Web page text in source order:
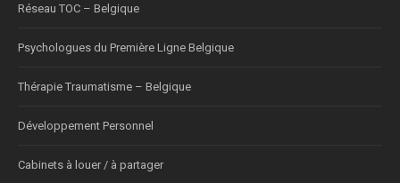
Réseau TOC – Belgique
Psychologues du Première Ligne Belgique
Thérapie Traumatisme – Belgique
Développement Personnel
Cabinets à louer / à partager